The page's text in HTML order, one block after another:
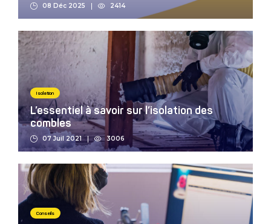
08 Déc 2025 2414
Isolation
L’essentiel à savoir sur l’isolation des
combles
07 Juil 2021 3006
Conseils